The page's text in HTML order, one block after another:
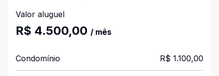
Valor aluguel
R$ 4.500,00 / mês
Condomínio R$ 1.100,00